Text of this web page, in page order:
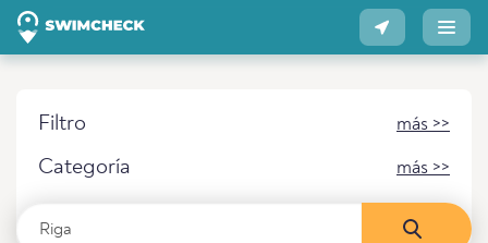
Filtro más >>
Categoría más >>